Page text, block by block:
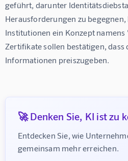
geführt, darunter
Herausforderungen zu
Institutionen ein Konzept
Zertifikate sollen bestätigen,
Informationen preiszugeben.
🚀 Denken Sie, KI ist zu
Entdecken Sie, wie
gemeinsam mehr erreichen.